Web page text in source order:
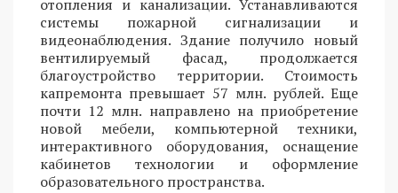
отопления и канализации. Устанавливаются
системы пожарной сигнализации и
видеонаблюдения. Здание получило новый
вентилируемый фасад, продолжается
благоустройство территории. Стоимость
капремонта превышает 57 млн. рублей. Еще
почти 12 млн. направлено на приобретение
новой мебели, компьютерной техники,
интерактивного оборудования, оснащение
кабинетов технологии и оформление
образовательного пространства.